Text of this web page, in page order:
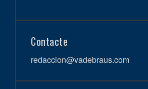
Contacte
redaccion@vadebraus.com